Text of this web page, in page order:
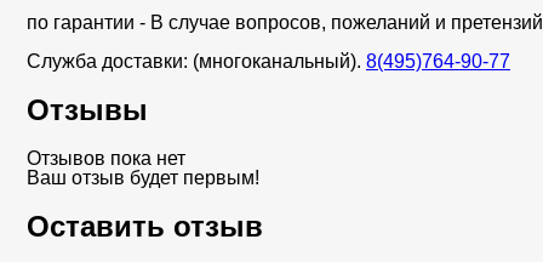
по гарантии - В случае вопросов, пожеланий и
Служба доставки: (многоканальный). 8(495)764-90-77
Отзывы
Отзывов пока нет
Ваш отзыв будет первым!
Оставить отзыв